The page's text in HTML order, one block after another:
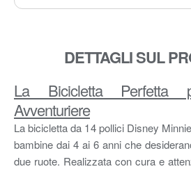
DETTAGLI SUL
La Bicicletta Perfetta
Avventuriere
La bicicletta da 14 pollici Disney
bambine dai 4 ai 6 anni che
due ruote. Realizzata con cura e